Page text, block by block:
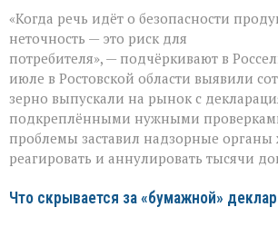
«Когда речь идёт о безопасности
неточность — это риск для
потребителя», — подчёркивают в
июле в Ростовской области выявили
зерно выпускали на рынок с
подкреплёнными нужными
проблемы заставил надзорные органы
реагировать и аннулировать тысячи
Что скрывается за «бумажной»